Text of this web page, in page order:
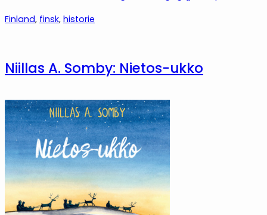
Finland, finsk, historie
Niillas A. Somby: Nietos-ukko